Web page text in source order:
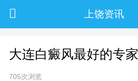
上饶资讯
大连白癜风最好的专家
705次浏览